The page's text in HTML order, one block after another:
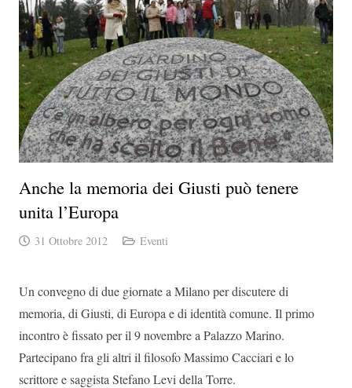
Anche la memoria dei Giusti può tenere
unita l’Europa
31 Ottobre 2012 Eventi
Un convegno di due giornate a Milano per discutere di
memoria, di Giusti, di Europa e di identità comune. Il primo
incontro è fissato per il 9 novembre a Palazzo Marino.
Partecipano fra gli altri il filosofo Massimo Cacciari e lo
scrittore e saggista Stefano Levi della Torre.